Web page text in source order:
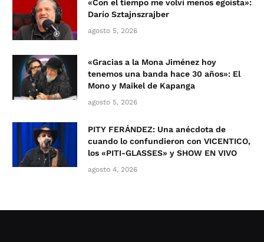
«Con el tiempo me volví menos egoísta»:
Darío Sztajnszrajber
agosto 5, 2026
«Gracias a la Mona Jiménez hoy
tenemos una banda hace 30 años»: El
Mono y Maikel de Kapanga
agosto 5, 2026
PITY FERÁNDEZ: Una anécdota de
cuando lo confundieron con VICENTICO,
los «PITI-GLASSES» y SHOW EN VIVO
agosto 4, 2026